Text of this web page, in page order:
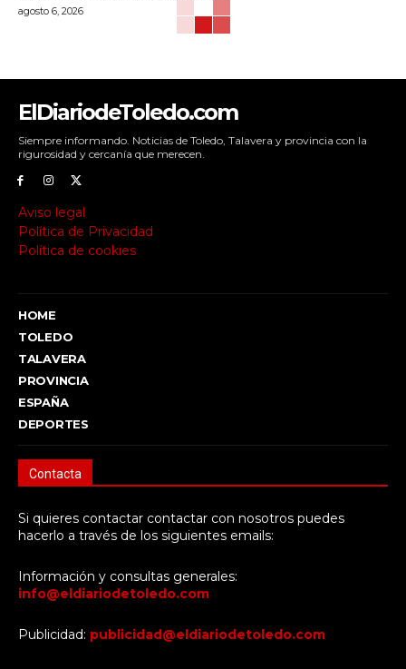
agosto 6, 2026
ElDiariodeToledo.com
Siempre informando. Noticias de Toledo, Talavera y provincia con la
rigurosidad y cercanía que merecen.
Aviso legal
Política de Privacidad
Política de cookies
HOME
TOLEDO
TALAVERA
PROVINCIA
ESPAÑA
DEPORTES
Contacta
Si quieres contactar contactar con nosotros puedes
hacerlo a través de los siguientes emails:
Información y consultas generales:
info@eldiariodetoledo.com
Publicidad: publicidad@eldiariodetoledo.com